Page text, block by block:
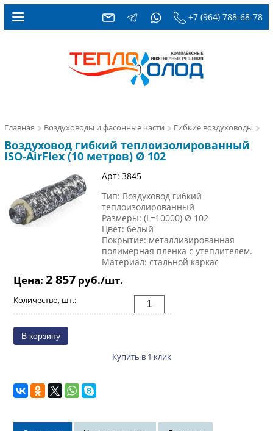
+7 (964) 788-68-78
Главная Воздуховоды и фасонные части Гибкие воздуховоды
Воздуховод гибкий теплоизолированный
ISO-AirFlex (10 метров) Ø 102
Арт: 3845
Тип: Воздуховод гибкий
теплоизолированный
Размеры: (L=10000) Ø 102
Цвет: белый
Покрытие: металлизированная
полимерная пленка с утеплителем.
Материал: стальной каркас
Цена: 2 857 руб./шт.
Количество, шт.:
Купить в 1 клик